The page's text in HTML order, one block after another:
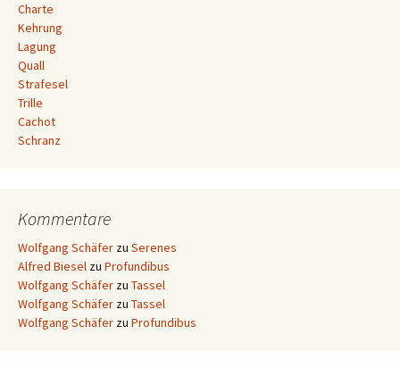
Charte
Kehrung
Lagung
Quall
Strafesel
Trille
Cachot
Schranz
Kommentare
Wolfgang Schäfer zu Serenes
Alfred Biesel zu Profundibus
Wolfgang Schäfer zu Tassel
Wolfgang Schäfer zu Tassel
Wolfgang Schäfer zu Profundibus